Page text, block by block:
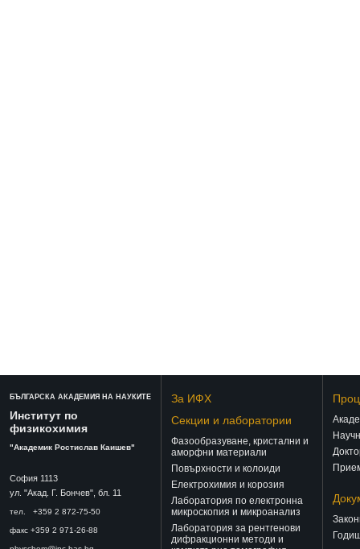
БЪЛГАРСКА АКАДЕМИЯ НА НАУКИТЕ
Институт по
физикохимия
"Академик Ростислав Каишев"
София 1113
ул. "Акад. Г. Бончев", бл. 11
тел. +359 2 872-75-50
факс +359 2 971-26-88
За ИФХ
Секции и лаборатории
Фазообразуване, кристални и
аморфни материали
Повърхности и колоиди
Електрохимия и корозия
Лаборатория по електронна
микроскопия и микроанализ
Лаборатория за рентгенови
дифракционни методи и